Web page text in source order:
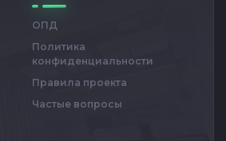
ОПД
Политика
конфиденциальности
Правила проекта
Частые вопросы